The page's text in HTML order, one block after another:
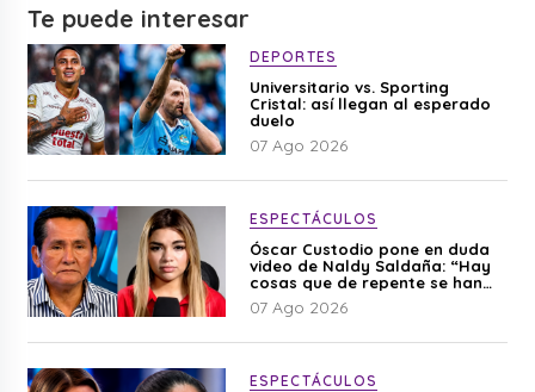
Te puede interesar
DEPORTES
Universitario vs. Sporting
Cristal: así llegan al esperado
duelo
07 Ago 2026
ESPECTÁCULOS
Óscar Custodio pone en duda
video de Naldy Saldaña: “Hay
cosas que de repente se han
editado”
07 Ago 2026
ESPECTÁCULOS